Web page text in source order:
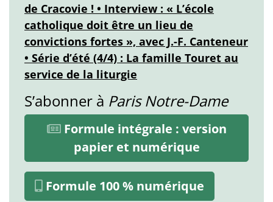
de Cracovie ! • Interview : « L’école
catholique doit être un lieu de
convictions fortes », avec J.-F. Canteneur
• Série d’été (4/4) : La famille Touret au
service de la liturgie
S’abonner à Paris Notre-Dame
Formule intégrale : version
papier et numérique
Formule 100 % numérique